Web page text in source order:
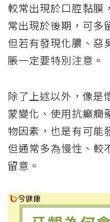
較常出現於口腔黏膜
常出現於後期，可多
但若有發現化膿、惡
脹一定要特別注意。
除了上述以外，像是
蒙變化、使用抗癲癇
物因素，也是有可能
但通常多為慢性、較
留意。